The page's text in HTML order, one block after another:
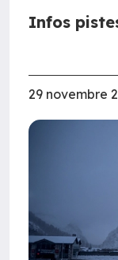
Infos
29 novembre